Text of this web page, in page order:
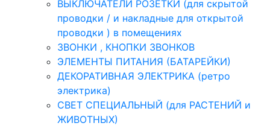
ВЫКЛЮЧАТЕЛИ РОЗЕТКИ (для скрытой
проводки / и накладные для открытой
проводки ) в помещениях
ЗВОНКИ , КНОПКИ ЗВОНКОВ
ЭЛЕМЕНТЫ ПИТАНИЯ (БАТАРЕЙКИ)
ДЕКОРАТИВНАЯ ЭЛЕКТРИКА (ретро
электрика)
СВЕТ СПЕЦИАЛЬНЫЙ (для РАСТЕНИЙ и
ЖИВОТНЫХ)